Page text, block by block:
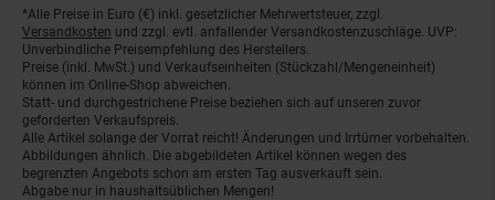
Fußnoten
*Alle Preise in Euro (€) inkl. gesetzlicher Mehrwertsteuer, zzgl.
Versandkosten und zzgl. evtl. anfallender Versandkostenzuschläge. UVP:
Unverbindliche Preisempfehlung des Herstellers.
Preise (inkl. MwSt.) und Verkaufseinheiten (Stückzahl/Mengeneinheit)
können im Online-Shop abweichen.
Statt- und durchgestrichene Preise beziehen sich auf unseren zuvor
geforderten Verkaufspreis.
Alle Artikel solange der Vorrat reicht! Änderungen und Irrtümer vorbehalten.
Abbildungen ähnlich. Die abgebildeten Artikel können wegen des
begrenzten Angebots schon am ersten Tag ausverkauft sein.
Abgabe nur in haushaltsüblichen Mengen!